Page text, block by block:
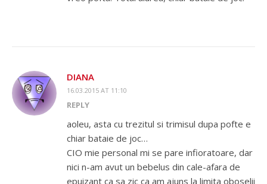
DIANA
16.03.2015 AT 11:10
REPLY
aoleu, asta cu trezitul si trimisul dupa pofte e
chiar bataie de joc…
CIO mie personal mi se pare infioratoare, dar
nici n-am avut un bebelus din cale-afara de
epuizant ca sa zic ca am ajuns la limita oboselii